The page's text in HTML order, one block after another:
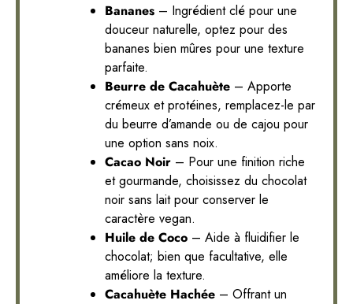
Bananes – Ingrédient clé pour une
douceur naturelle, optez pour des
bananes bien mûres pour une texture
parfaite.
Beurre de Cacahuète – Apporte
crémeux et protéines, remplacez-le par
du beurre d’amande ou de cajou pour
une option sans noix.
Cacao Noir – Pour une finition riche
et gourmande, choisissez du chocolat
noir sans lait pour conserver le
caractère vegan.
Huile de Coco – Aide à fluidifier le
chocolat; bien que facultative, elle
améliore la texture.
Cacahuète Hachée – Offrant un